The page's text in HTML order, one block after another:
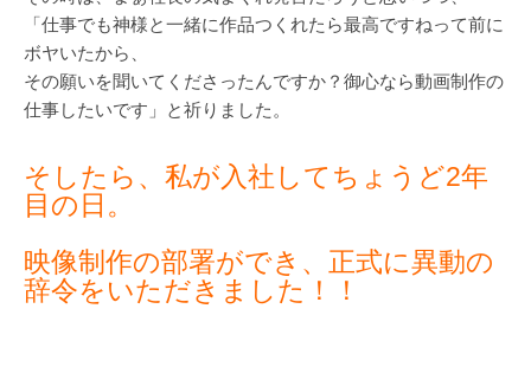
「仕事でも神様と一緒に作品つくれたら最高ですねって前に
ボヤいたから、
その願いを聞いてくださったんですか？御心なら動画制作の
仕事したいです」と祈りました。
そしたら、私が入社してちょうど2年
目の日。
映像制作の部署ができ、正式に異動の
辞令をいただきました！！